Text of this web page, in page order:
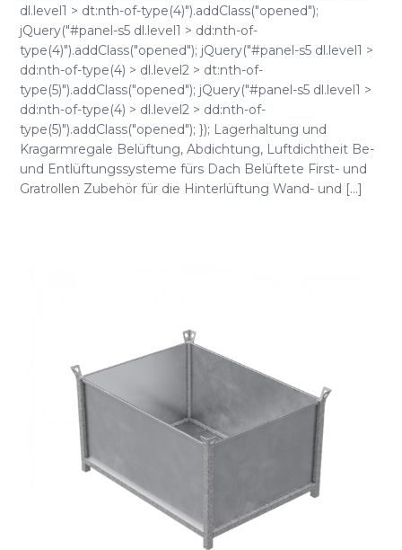
dl.level1 > dt:nth-of-type(4)").addClass("opened");
jQuery("#panel-s5 dl.level1 > dd:nth-of-
type(4)").addClass("opened"); jQuery("#panel-s5 dl.level1 >
dd:nth-of-type(4) > dl.level2 > dt:nth-of-
type(5)").addClass("opened"); jQuery("#panel-s5 dl.level1 >
dd:nth-of-type(4) > dl.level2 > dd:nth-of-
type(5)").addClass("opened"); }); Lagerhaltung und
Kragarmregale Belüftung, Abdichtung, Luftdichtheit Be-
und Entlüftungssysteme fürs Dach Belüftete First- und
Gratrollen Zubehör für die Hinterlüftung Wand- und [...]